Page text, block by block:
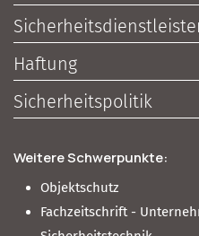
Haftung
Sicherheitspolitik
Weitere Schwerpunkte:
Objektschutz
Fachzeitschrift -